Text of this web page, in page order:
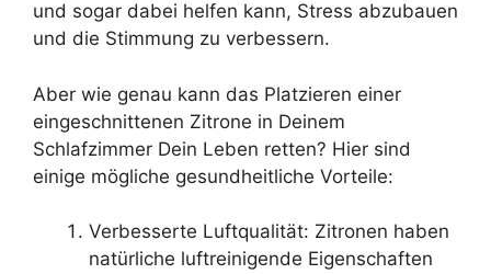
und sogar dabei helfen kann, Stress abzubauen
und die Stimmung zu verbessern.
Aber wie genau kann das Platzieren einer
eingeschnittenen Zitrone in Deinem
Schlafzimmer Dein Leben retten? Hier sind
einige mögliche gesundheitliche Vorteile:
Verbesserte Luftqualität: Zitronen haben
natürliche luftreinigende Eigenschaften